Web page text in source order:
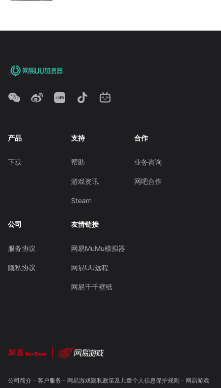
产品
下载
支持
帮助
游戏资讯
Steam
合作
业务咨询
网吧合作
公司
服务协议
隐私协议
友情链接
网易MuMu模拟器
网易UU远程
网易千千壁纸
公司简介- 客户服务 - 网易游戏隐私政策及儿童个人信息保护规则 - 网易游戏